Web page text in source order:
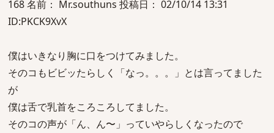
168 名前： Mr.southuns 投稿日： 02/10/14 13:31
ID:PKCK9XvX
僕はいきなり胸に口をつけてみました。
そのコもビビッたらしく「なっ。。。」とは言ってました
が
僕は舌で乳首をころころしてました。
そのコの声が「ん、ん〜」っていやらしくなったので